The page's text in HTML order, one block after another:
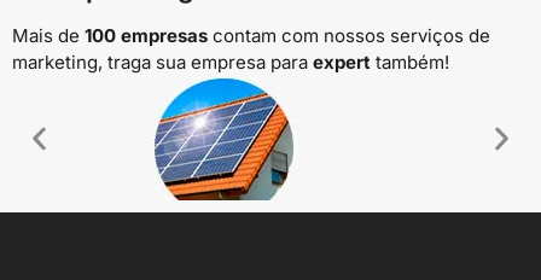
Mais de 100 empresas contam com nossos serviços de
marketing, traga sua empresa para expert também!